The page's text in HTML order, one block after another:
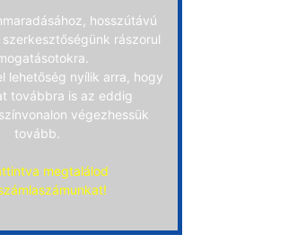
hosszútávú
rászorul
lehetőség nyílik arra, hogy
továbbra is az eddig
végezhessük
tovább.
megtalálod